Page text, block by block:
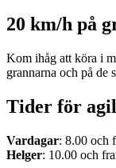
20 km/h på
Kom ihåg att köra i
grannarna och på de
Tider för
Vardagar: 8.00 och
Helger: 10.00 och